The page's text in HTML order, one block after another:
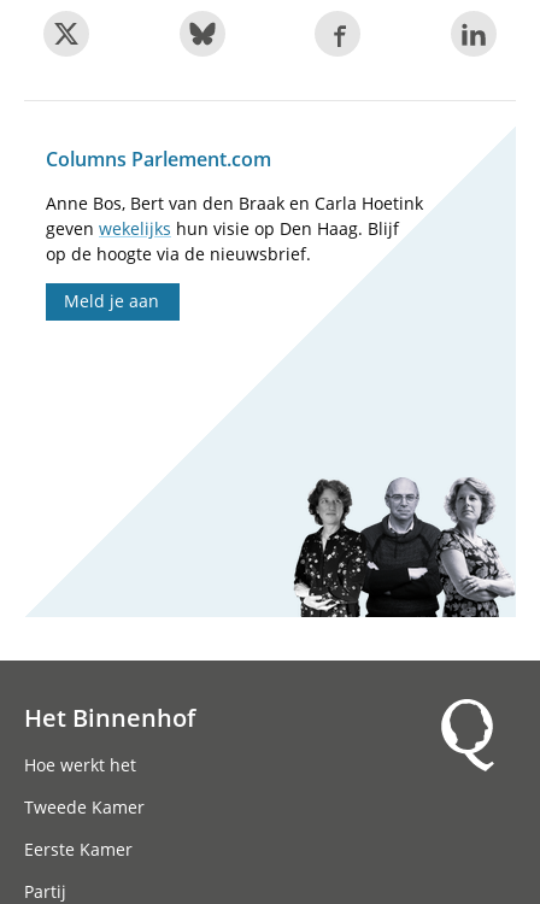
Columns Parlement.com
Anne Bos, Bert van den Braak en Carla Hoetink
geven wekelijks hun visie op Den Haag. Blijf
op de hoogte via de nieuwsbrief.
Meld je aan
Het Binnenhof
Hoe werkt het
Tweede Kamer
Eerste Kamer
Partij